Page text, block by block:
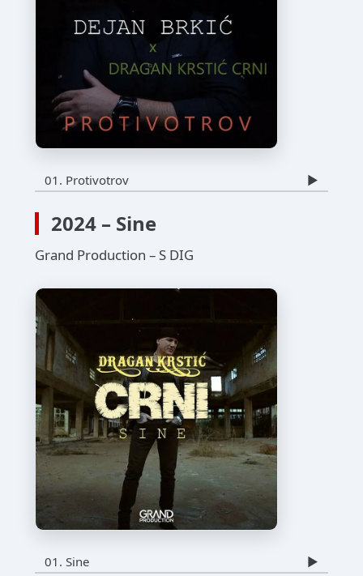
01. Protivotrov ▶️
2024 – Sine
Grand Production – S DIG
01. Sine ▶️